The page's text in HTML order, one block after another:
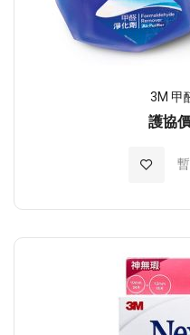
3M 甲
護協
加入至